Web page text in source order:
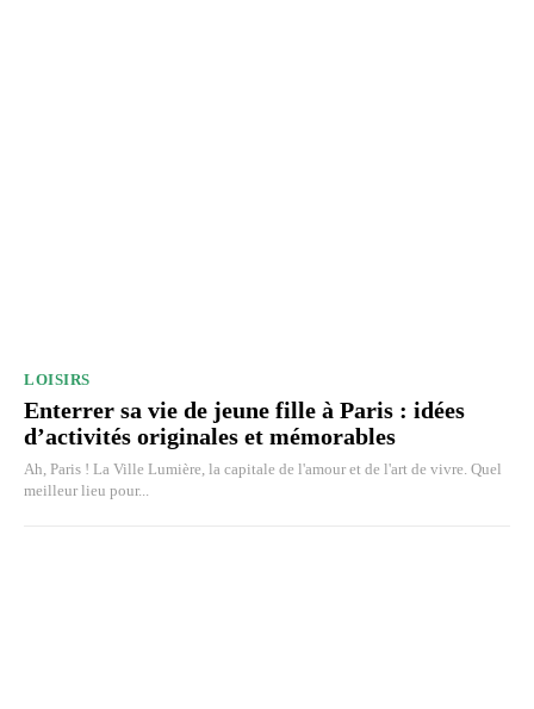
LOISIRS
Enterrer sa vie de jeune fille à Paris : idées
d’activités originales et mémorables
Ah, Paris ! La Ville Lumière, la capitale de l'amour et de l'art de vivre. Quel
meilleur lieu pour...